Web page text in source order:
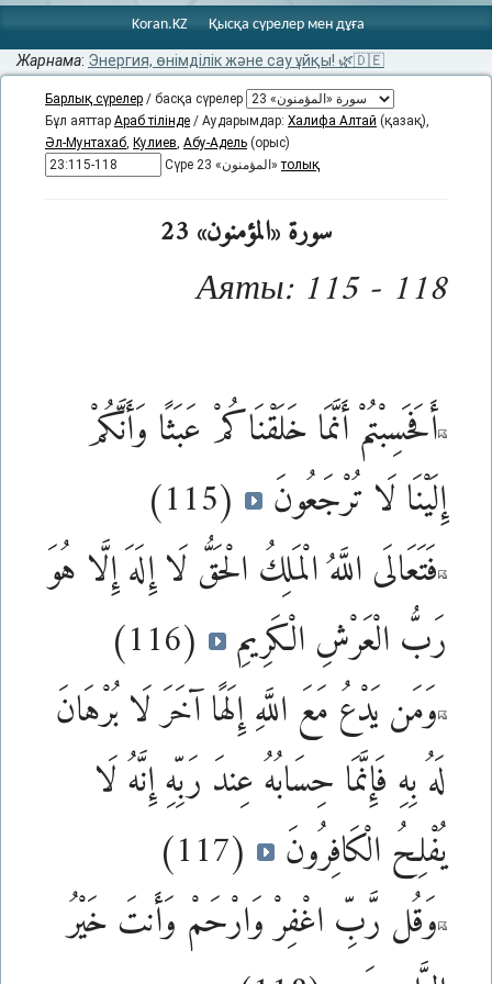
Koran.KZ Қысқа сүрелер мен дұға
Жарнама: Энергия, өнімділік және сау ұйқы! 🌿🇩🇪
Барлық сүрелер / басқа сүрелер
Бұл аяттар Араб тілінде / Аударымдар: Халифа Алтай (қазақ),
Әл-Мунтахаб, Кулиев, Абу-Адель (орыс)
Сүре 23 «المؤمنون»толық
سورة «المؤمنون» 23
Аяты: 115 - 118
أَفَحَسِبْتُمْ أَنَّمَا خَلَقْنَاكُمْ عَبَثًا وَأَنَّكُمْ
إِلَيْنَا لَا تُرْجَعُونَ
(115)
فَتَعَالَى اللَّهُ الْمَلِكُ الْحَقُّ لَا إِلَهَ إِلَّا هُوَ
رَبُّ الْعَرْشِ الْكَرِيمِ
(116)
وَمَن يَدْعُ مَعَ اللَّهِ إِلَهًا آخَرَ لَا بُرْهَانَ
لَهُ بِهِ فَإِنَّمَا حِسَابُهُ عِندَ رَبِّهِ إِنَّهُ لَا
يُفْلِحُ الْكَافِرُونَ
(117)
وَقُل رَّبِّ اغْفِرْ وَارْحَمْ وَأَنتَ خَيْرُ